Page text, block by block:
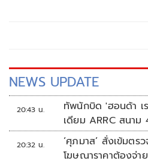
NEWS UPDATE
20:43 น.
ทัพนักบิด 'ฮอนด้า เ
เดียม ARRC สนาม
20:32 น.
‘ศุภมาส’ สั่งเข้มตร
โฆษณาราคาต้องจ่า